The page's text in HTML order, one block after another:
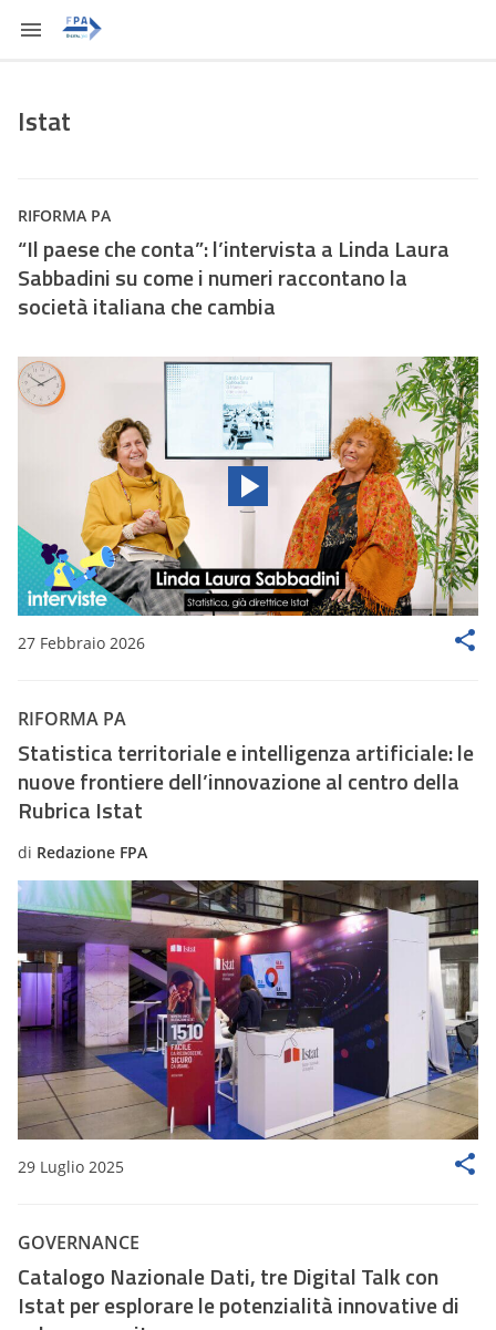
Istat
RIFORMA PA
“Il paese che conta”: l’intervista a Linda Laura
Sabbadini su come i numeri raccontano la
società italiana che cambia
27 Febbraio 2026
RIFORMA PA
Statistica territoriale e intelligenza artificiale: le
nuove frontiere dell’innovazione al centro della
Rubrica Istat
di Redazione FPA
29 Luglio 2025
GOVERNANCE
Catalogo Nazionale Dati, tre Digital Talk con
Istat per esplorare le potenzialità innovative di